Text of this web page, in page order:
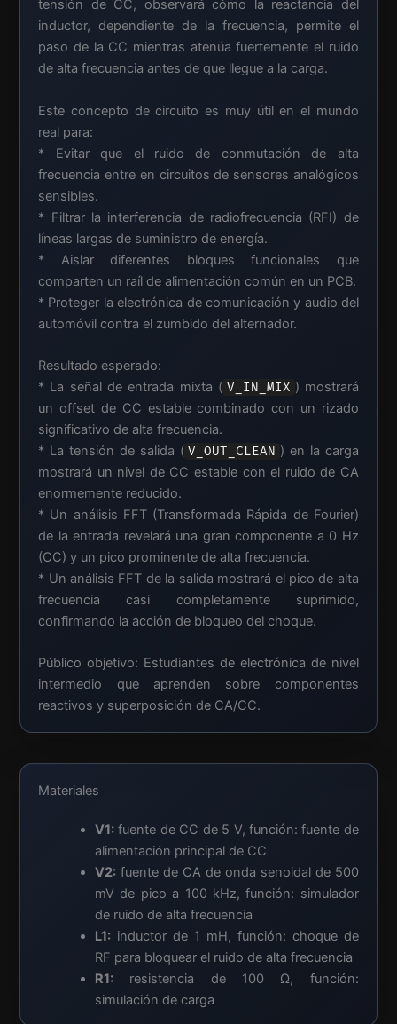
tensión de CC, observará cómo la reactancia del
inductor, dependiente de la frecuencia, permite el
paso de la CC mientras atenúa fuertemente el ruido
de alta frecuencia antes de que llegue a la carga.
Este concepto de circuito es muy útil en el mundo
real para:
* Evitar que el ruido de conmutación de alta
frecuencia entre en circuitos de sensores analógicos
sensibles.
* Filtrar la interferencia de radiofrecuencia (RFI) de
líneas largas de suministro de energía.
* Aislar diferentes bloques funcionales que
comparten un raíl de alimentación común en un PCB.
* Proteger la electrónica de comunicación y audio del
automóvil contra el zumbido del alternador.
Resultado esperado:
* La señal de entrada mixta ( V_IN_MIX ) mostrará
un offset de CC estable combinado con un rizado
significativo de alta frecuencia.
* La tensión de salida ( V_OUT_CLEAN ) en la carga
mostrará un nivel de CC estable con el ruido de CA
enormemente reducido.
* Un análisis FFT (Transformada Rápida de Fourier)
de la entrada revelará una gran componente a 0 Hz
(CC) y un pico prominente de alta frecuencia.
* Un análisis FFT de la salida mostrará el pico de alta
frecuencia casi completamente suprimido,
confirmando la acción de bloqueo del choque.
Público objetivo: Estudiantes de electrónica de nivel
intermedio que aprenden sobre componentes
reactivos y superposición de CA/CC.
Materiales
V1:fuente de CC de 5 V, función: fuente de
alimentación principal de CC
V2:fuente de CA de onda senoidal de 500
mV de pico a 100 kHz, función: simulador
de ruido de alta frecuencia
L1:inductor de 1 mH, función: choque de
RF para bloquear el ruido de alta frecuencia
R1:resistencia de 100 Ω, función:
simulación de carga